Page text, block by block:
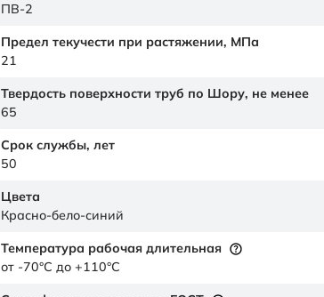
ПВ-2
Предел текучести при растяжении, МПа
21
Твердость поверхности труб по Шору, не менее
65
Срок службы, лет
50
Цвета
Красно-бело-синий
Температура рабочая длительная
от -70°C до +110°C